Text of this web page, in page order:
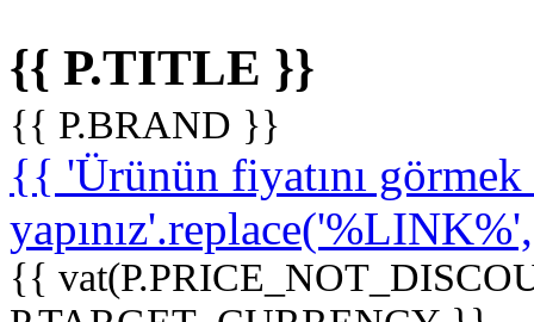
{{ P.TITLE }}
{{ P.BRAND }}
{{ 'Ürünün fiyatını
{{